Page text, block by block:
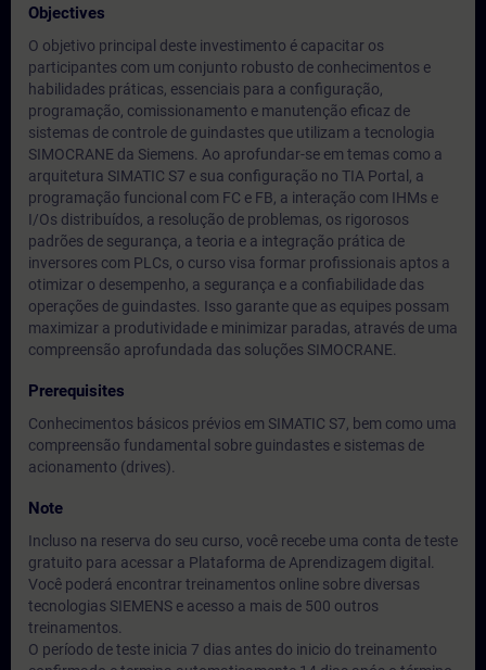
Objectives
O objetivo principal deste investimento é capacitar os
participantes com um conjunto robusto de conhecimentos e
habilidades práticas, essenciais para a configuração,
programação, comissionamento e manutenção eficaz de
sistemas de controle de guindastes que utilizam a tecnologia
SIMOCRANE da Siemens. Ao aprofundar-se em temas como a
arquitetura SIMATIC S7 e sua configuração no TIA Portal, a
programação funcional com FC e FB, a interação com IHMs e
I/Os distribuídos, a resolução de problemas, os rigorosos
padrões de segurança, a teoria e a integração prática de
inversores com PLCs, o curso visa formar profissionais aptos a
otimizar o desempenho, a segurança e a confiabilidade das
operações de guindastes. Isso garante que as equipes possam
maximizar a produtividade e minimizar paradas, através de uma
compreensão aprofundada das soluções SIMOCRANE.
Prerequisites
Conhecimentos básicos prévios em SIMATIC S7, bem como uma
compreensão fundamental sobre guindastes e sistemas de
acionamento (drives).
Note
Incluso na reserva do seu curso, você recebe uma conta de teste
gratuito para acessar a Plataforma de Aprendizagem digital.
Você poderá encontrar treinamentos online sobre diversas
tecnologias SIEMENS e acesso a mais de 500 outros
treinamentos.
O período de teste inicia 7 dias antes do inicio do treinamento